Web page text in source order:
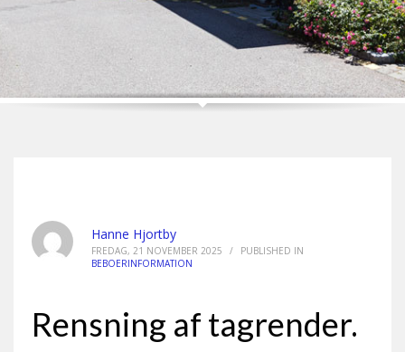
Hanne Hjortby
FREDAG, 21 NOVEMBER 2025 /
PUBLISHED IN
BEBOERINFORMATION
Rensning af tagrender.